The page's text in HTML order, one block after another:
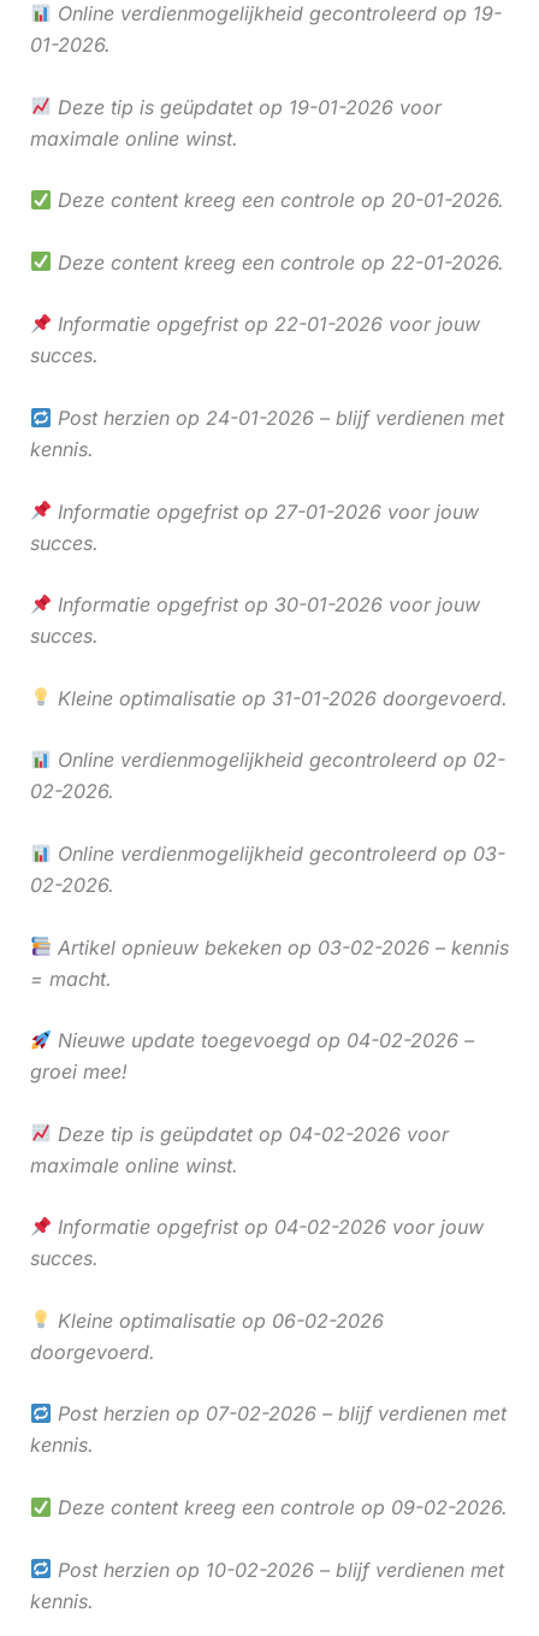
Online verdienmogelijkheid gecontroleerd op 19-
01-2026.
Deze tip is geüpdatet op 19-01-2026 voor
maximale online winst.
Deze content kreeg een controle op 20-01-2026.
Deze content kreeg een controle op 22-01-2026.
Informatie opgefrist op 22-01-2026 voor jouw
succes.
Post herzien op 24-01-2026 – blijf verdienen met
kennis.
Informatie opgefrist op 27-01-2026 voor jouw
succes.
Informatie opgefrist op 30-01-2026 voor jouw
succes.
Kleine optimalisatie op 31-01-2026 doorgevoerd.
Online verdienmogelijkheid gecontroleerd op 02-
02-2026.
Online verdienmogelijkheid gecontroleerd op 03-
02-2026.
Artikel opnieuw bekeken op 03-02-2026 – kennis
= macht.
Nieuwe update toegevoegd op 04-02-2026 –
groei mee!
Deze tip is geüpdatet op 04-02-2026 voor
maximale online winst.
Informatie opgefrist op 04-02-2026 voor jouw
succes.
Kleine optimalisatie op 06-02-2026
doorgevoerd.
Post herzien op 07-02-2026 – blijf verdienen met
kennis.
Deze content kreeg een controle op 09-02-2026.
Post herzien op 10-02-2026 – blijf verdienen met
kennis.